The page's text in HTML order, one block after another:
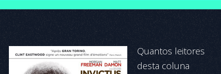
Quantos leitores
desta coluna